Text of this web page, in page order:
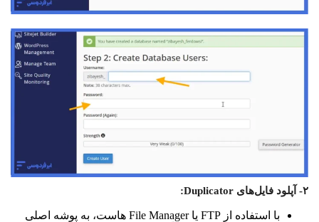
۲- آپلود فایل‌های Duplicator:
با استفاده از FTP یا File Manager هاست، به پوشه اصلی